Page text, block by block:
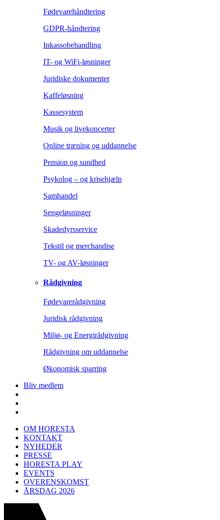
Fødevarehåndtering
GDPR-håndtering
Inkassobehandling
IT- og WiFi-løsninger
Juridiske dokumenter
Kaffeløsning
Kassesystem
Musik og livekoncerter
Online træning og uddannelse
Pension og sundhed
Psykolog – og krisehjælp
Samhandel
Sengeløsninger
Skadedyrsservice
Tekstil og merchandise
TV- og AV-løsninger
Rådgivning
Fødevarerådgivning
Juridisk rådgivning
Miljø- og Energirådgivning
Rådgivning om uddannelse
Økonomisk sparring
Bliv medlem
OM HORESTA
KONTAKT
NYHEDER
PRESSE
HORESTA PLAY
EVENTS
OVERENSKOMST
ÅRSDAG 2026